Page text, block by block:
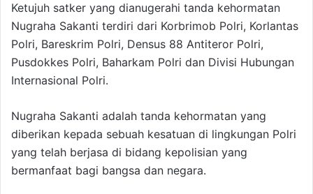
Ketujuh satker yang dianugerahi tanda kehormatan
Nugraha Sakanti terdiri dari Korbrimob Polri, Korlantas
Polri, Bareskrim Polri, Densus 88 Antiteror Polri,
Pusdokkes Polri, Baharkam Polri dan Divisi Hubungan
Internasional Polri.
Nugraha Sakanti adalah tanda kehormatan yang
diberikan kepada sebuah kesatuan di lingkungan Polri
yang telah berjasa di bidang kepolisian yang
bermanfaat bagi bangsa dan negara.